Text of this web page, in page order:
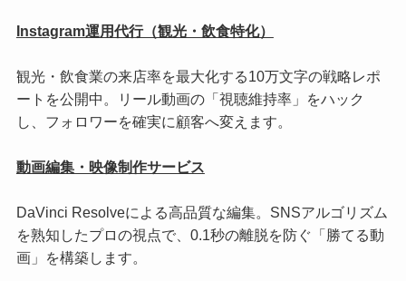
Instagram運用代行（観光・飲食特化）
観光・飲食業の来店率を最大化する10万文字の戦略レポ
ートを公開中。リール動画の「視聴維持率」をハック
し、フォロワーを確実に顧客へ変えます。
動画編集・映像制作サービス
DaVinci Resolveによる高品質な編集。SNSアルゴリズム
を熟知したプロの視点で、0.1秒の離脱を防ぐ「勝てる動
画」を構築します。